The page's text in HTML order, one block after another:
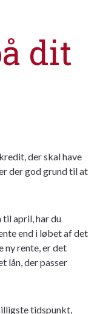
dit
der skal have
der god grund til at
til april, har du
end i løbet af det
ny rente, er det
lån, der passer
tidspunkt,